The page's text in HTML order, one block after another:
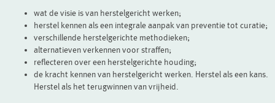
wat de visie is van herstelgericht werken;
herstel kennen als een integrale aanpak van preventie tot curatie;
verschillende herstelgerichte methodieken;
alternatieven verkennen voor straffen;
reflecteren over een herstelgerichte houding;
de kracht kennen van herstelgericht werken. Herstel als een kans.
Herstel als het terugwinnen van vrijheid.